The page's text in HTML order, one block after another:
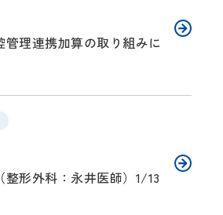
管理連携加算の取り組みに
形外科：永井医師）1/13